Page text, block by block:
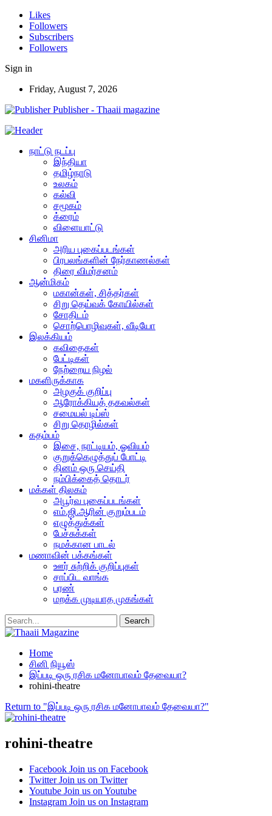
Likes
Followers
Subscribers
Followers
Sign in
Friday, August 7, 2026
Publisher - Thaaii magazine
நாட்டு நடப்பு
இந்தியா
தமிழ்நாடு
உலகம்
கல்வி
சமூகம்
க்ரைம்
விளையாட்டு
சினிமா
அரிய புகைப்படங்கள்
பிரபலங்களின் நேர்காணல்கள்
திரை விமர்சனம்
ஆன்மிகம்
மகான்கள், சித்தர்கள்
சிறு தெய்வக் கோயில்கள்
சோதிடம்
சொற்பொழிவுகள், வீடியோ
இலக்கியம்
கவிதைகள்
பேட்டிகள்
நேற்றைய நிழல்
மகளிருக்காக
அழகுக் குறிப்பு
ஆரோக்கியத் தகவல்கள்
சமையல் டிப்ஸ்
சிறு தொழில்கள்
கதம்பம்
இசை, நாட்டியம், ஓவியம்
குறுக்கெழுத்துப் போட்டி
தினம் ஒரு செய்தி
நம்பிக்கைத் தொடர்
மக்கள் திலகம்
அபூர்வ புகைப்படங்கள்
எம்.ஜி.ஆரின் குறும்படம்
எழுத்துக்கள்
பேச்சுக்கள்
நமக்கான பாடல்
மணாவின் பக்கங்கள்
ஊர் சுற்றிக் குறிப்புகள்
சாப்பிட வாங்க
பரண்
மறக்க முடியாத முகங்கள்
Home
சினி நியூஸ்
இப்படி ஒரு ரசிக மனோபாவம் தேவையா?
rohini-theatre
Return to "இப்படி ஒரு ரசிக மனோபாவம் தேவையா?"
rohini-theatre
Facebook Join us on Facebook
Twitter Join us on Twitter
Youtube Join us on Youtube
Instagram Join us on Instagram